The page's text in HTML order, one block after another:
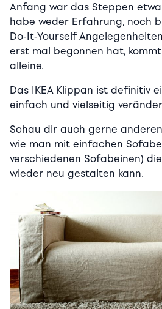
Anfang war das Steppen
habe weder Erfahrung, noch
Do-It-Yourself
erst mal begonnen hat,
alleine.
Das IKEA Klippan ist definitiv
einfach und vielseitig
Schau dir auch gerne
wie man mit einfachen
verschiedenen Sofabeinen)
wieder neu gestalten kann.